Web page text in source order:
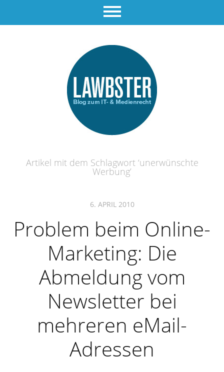
Artikel mit dem Schlagwort ‘unerwünschte
Werbung’
6. APRIL 2010
Problem beim Online-
Marketing: Die
Abmeldung vom
Newsletter bei
mehreren eMail-
Adressen